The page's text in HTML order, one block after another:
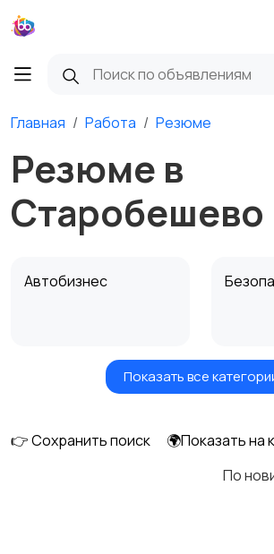
Главная Работа Резюме
Резюме в
Старобешево
Автобизнес
Бытовые услуги иПоказать все
👉 Сохранить поиск
🌍Показать на
По